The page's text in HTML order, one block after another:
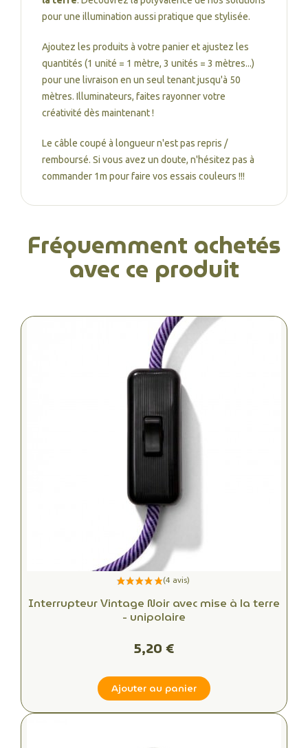
pour une illumination aussi pratique que stylisée.
Ajoutez les produits à votre panier et ajustez les
quantités (1 unité = 1 mètre, 3 unités = 3 mètres...)
pour une livraison en un seul tenant jusqu'à 50
mètres. Illuminateurs, faites rayonner votre
créativité dès maintenant !
Le câble coupé à longueur n'est pas repris /
remboursé. Si vous avez un doute, n'hésitez pas à
commander 1m pour faire vos essais couleurs !!!
Fréquemment achetés
avec ce produit
Interrupteur Vintage Noir avec mise à la terre
- unipolaire
5,20 €
Ajouter au panier